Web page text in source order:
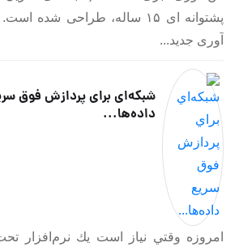
پشتوانه ای ۱۵ ساله، طراحی شده
آوری جدید...
شبكه‌اي براي پردازش فوق
داده‌ها...
امروزه وقتي نياز است يك نرم‌افزار